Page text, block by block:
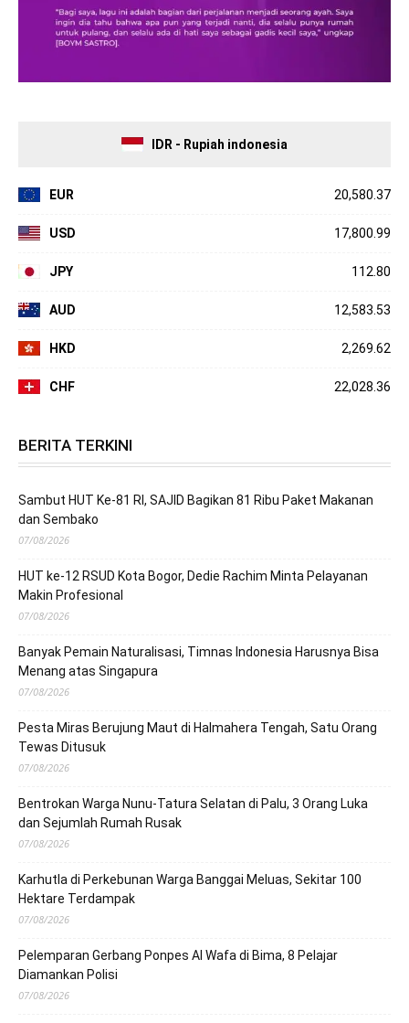
IDR - Rupiah indonesia
EUR 20,580.37
USD 17,800.99
JPY 112.80
AUD 12,583.53
HKD 2,269.62
CHF 22,028.36
BERITA TERKINI
Sambut HUT Ke-81 RI, SAJID Bagikan 81 Ribu Paket Makanan
dan Sembako
07/08/2026
HUT ke-12 RSUD Kota Bogor, Dedie Rachim Minta Pelayanan
Makin Profesional
07/08/2026
Banyak Pemain Naturalisasi, Timnas Indonesia Harusnya Bisa
Menang atas Singapura
07/08/2026
Pesta Miras Berujung Maut di Halmahera Tengah, Satu Orang
Tewas Ditusuk
07/08/2026
Bentrokan Warga Nunu-Tatura Selatan di Palu, 3 Orang Luka
dan Sejumlah Rumah Rusak
07/08/2026
Karhutla di Perkebunan Warga Banggai Meluas, Sekitar 100
Hektare Terdampak
07/08/2026
Pelemparan Gerbang Ponpes Al Wafa di Bima, 8 Pelajar
Diamankan Polisi
07/08/2026